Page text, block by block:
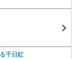
千日紅